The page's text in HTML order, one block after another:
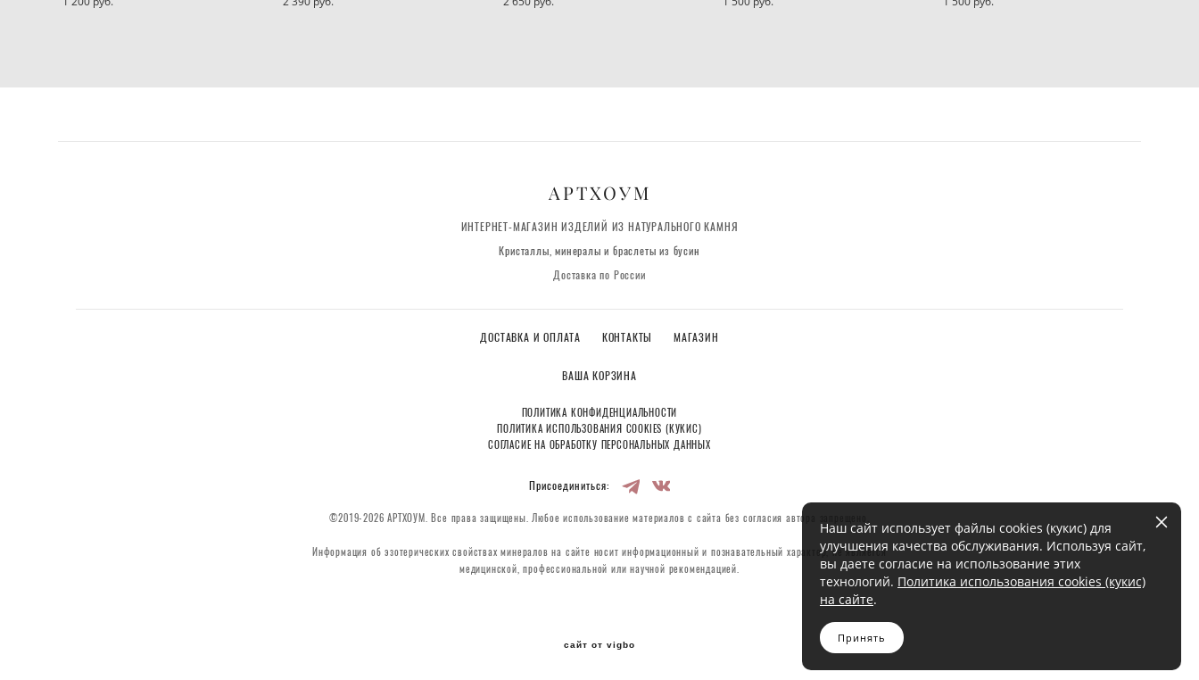
АРТХОУМ
ИНТЕРНЕТ-МАГАЗИН ИЗДЕЛИЙ ИЗ НАТУРАЛЬНОГО КАМНЯ
Кристаллы, минералы и браслеты из бусин
Доставка по России
ДОСТАВКА И ОПЛАТА КОНТАКТЫ МАГАЗИН
ВАША КОРЗИНА
ПОЛИТИКА КОНФИДЕНЦИАЛЬНОСТИ
ПОЛИТИКА ИСПОЛЬЗОВАНИЯ COOKIES (КУКИС)
СОГЛАСИЕ НА ОБРАБОТКУ ПЕРСОНАЛЬНЫХ ДАННЫХ
Присоединиться:
©2019-2026 АРТХОУМ. Все права защищены. Любое использование материалов с сайта без согласия автора запрещено.
Информация об эзотерических свойствах минералов на сайте носит информационный и познавательный характер, не является
медицинской, профессиональной или научной рекомендацией.
сайт от vigbo
Наш сайт использует файлы cookies (кукис) для
улучшения качества обслуживания. Используя сайт,
вы даете согласие на использование этих
технологий. Политика использования cookies (кукис)
на сайте.
Принять